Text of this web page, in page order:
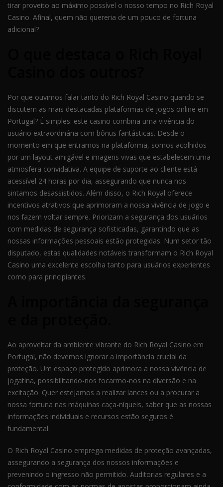
tirar proveito ao máximo possível o nosso tempo no Rich Royal
Casino. Afinal, quem não quereria de um pouco de fortuna
adicional?
Por que ouvimos falar tanto do Rich Royal Casino quando se
discutem as mais destacadas plataformas de jogos online em
Portugal? É simples: este casino combina uma vivência do
usuário extraordinária com bônus fantásticas. Desde o
momento em que entramos na plataforma, somos acolhidos
por um layout amigável e imagens vivas que estabelecem uma
atmosfera convidativa. A equipe de suporte ao cliente está
acessível 24 horas por dia, assegurando que nunca nos
sintamos desassistidos. Além disso, o Rich Royal oferece
incentivos atrativos que aprimoram a nossa vivência de jogo e
nos fazem voltar sempre. Priorizam a segurança dos usuários
com medidas de segurança sofisticadas, garantindo que as
nossas informações pessoais estão protegidas. Num setor tão
disputado, estas qualidades notáveis transformam o Rich Royal
Casino uma excelente escolha tanto para usuários experientes
como para principiantes.
Ao aproveitar da ambiente vibrante do Rich Royal Casino em
Portugal, não devemos ignorar a importância crucial da
proteção. Um espaço protegido aprimora a nossa vivência de
jogatina, possibilitando-nos focarmo-nos na diversão e na
excitação. Quer estejamos a realizar lances ou a procurar a
nossa fortuna nas máquinas caça-níqueis, saber que as nossas
informações individuais e recursos estão seguros é
fundamental.
O Rich Royal Casino emprega medidas de proteção avançadas,
assegurando a segurança dos nossos informações e
prevenindo o ingresso não permitido. Auditorias regulares e a